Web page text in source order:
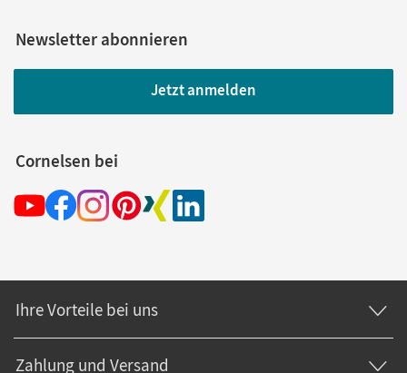
Newsletter abonnieren
Jetzt anmelden
Cornelsen bei
Ihre Vorteile bei uns
Zahlung und Versand